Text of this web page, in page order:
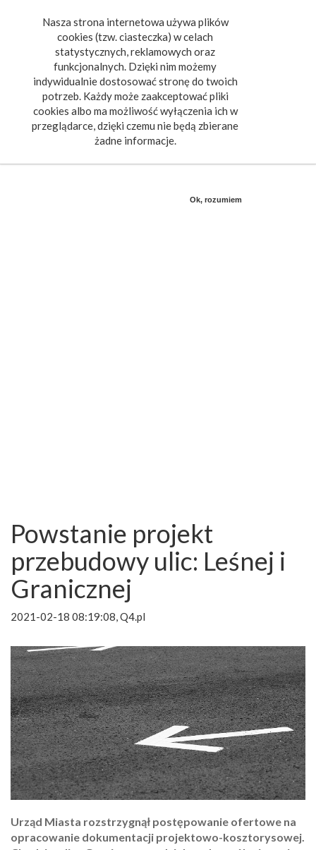
Nasza strona internetowa używa plików
cookies (tzw. ciasteczka) w celach
statystycznych, reklamowych oraz
funkcjonalnych. Dzięki nim możemy
indywidualnie dostosować stronę do twoich
potrzeb. Każdy może zaakceptować pliki
cookies albo ma możliwość wyłączenia ich w
przeglądarce, dzięki czemu nie będą zbierane
żadne informacje.
Ok, rozumiem
Powstanie projekt
przebudowy ulic: Leśnej i
Granicznej
2021-02-18 08:19:08, Q4.pl
Urząd Miasta rozstrzygnął postępowanie ofertowe na
opracowanie dokumentacji projektowo-kosztorysowej.